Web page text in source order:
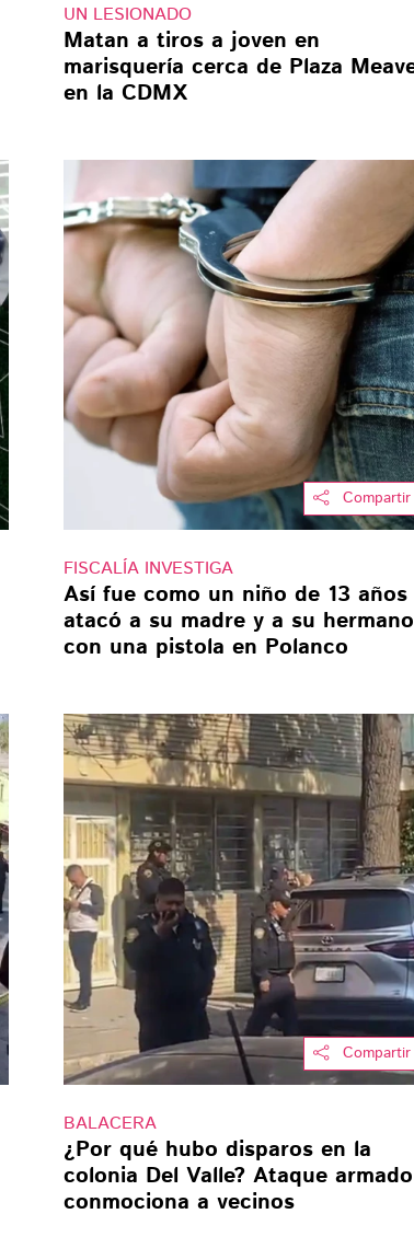
UN LESIONADO
Matan a tiros a joven en
marisquería cerca de Plaza Meave
en la CDMX
Compartir
FISCALÍA INVESTIGA
Así fue como un niño de 13 años
atacó a su madre y a su hermano
con una pistola en Polanco
Compartir
BALACERA
¿Por qué hubo disparos en la
colonia Del Valle? Ataque armado
conmociona a vecinos